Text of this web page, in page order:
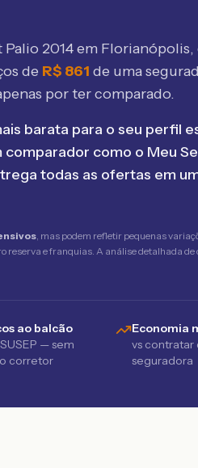
Palio 2014 em Florianópolis,
de R$ 861 de uma
por ter comparado.
barata para o seu perfil
como o Meu
todas as ofertas em
, mas podem refletir pequenas
e franquias. A análise detalhada de
ao balcão
— sem
corretor
Economia
vs contratar
seguradora